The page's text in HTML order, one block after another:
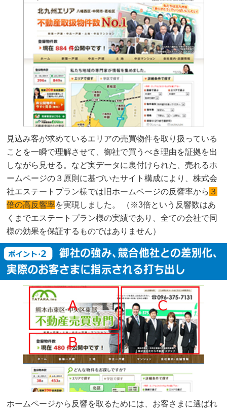
見込み客が求めているエリアの売買物件を取り扱っている
ことを一瞬で理解させて、御社で買うべき理由を証拠を出
しながら見せる。など実データに裏付けられた、売れるホ
ームページの３原則に基づいたサイト構成により、株式会
社エステートプラン様では旧ホームページの反響率から ３
倍の高反響率を実現しました。 （※3倍という反響数はあ
くまでエステートプラン様の実績であり、全ての会社で同
様の効果を保証するものではありません）
ホームページから反響を取るためには、お客さまに選ばれ